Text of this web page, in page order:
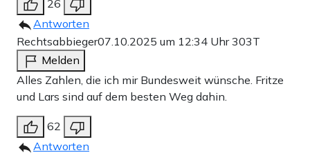
26
Antworten
Rechtsabbieger07.10.2025 um 12:34 Uhr303T
Melden
Alles Zahlen, die ich mir Bundesweit wünsche. Fritze
und Lars sind auf dem besten Weg dahin.
62
Antworten